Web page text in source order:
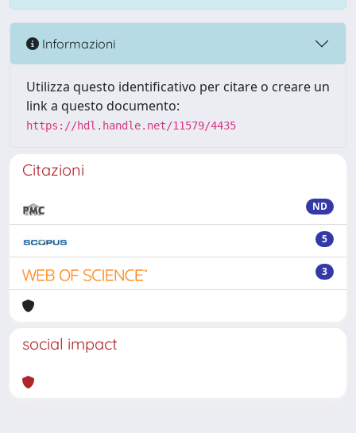
Informazioni
Utilizza questo identificativo per citare o creare un
link a questo documento:
https://hdl.handle.net/11579/4435
Citazioni
ND
5
3
social impact